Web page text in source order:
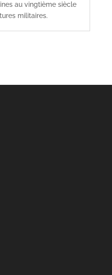
au vingtième siècle
militaires.